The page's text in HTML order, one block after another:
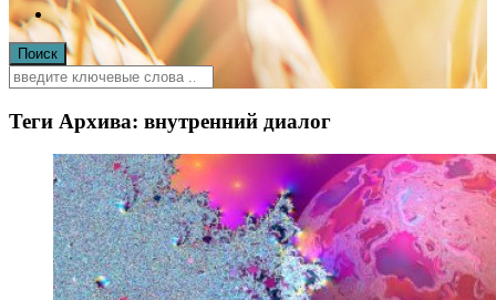
Теги Архива: внутренний диалог